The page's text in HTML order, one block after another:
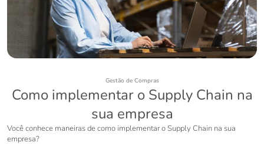
Gestão de Compras
Como implementar o Supply Chain na
sua empresa
Você conhece maneiras de como implementar o Supply Chain na sua
empresa?